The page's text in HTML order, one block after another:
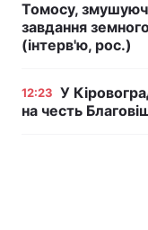
Томосу,
завдання
(інтерв'ю, рос.)
12:23 У
на честь